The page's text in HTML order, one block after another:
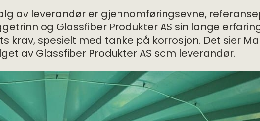
av leverandør er gjennomføringsevne,
og Glassfiber Produkter AS sin lange
spesielt med tanke på korrosjon. Det sier
av Glassfiber Produkter AS som leverandør.